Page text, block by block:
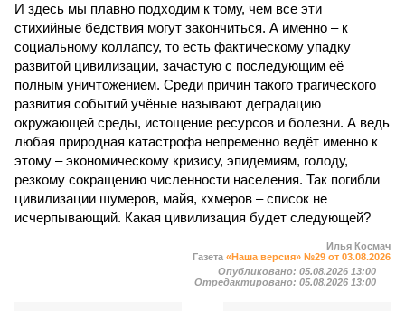
И здесь мы плавно подходим к тому, чем все эти
стихийные бедствия могут закончиться. А именно – к
социальному коллапсу, то есть фактическому упадку
развитой цивилизации, зачастую с последующим её
полным уничтожением. Среди причин такого трагического
развития событий учёные называют деградацию
окружающей среды, истощение ресурсов и болезни. А ведь
любая природная катастрофа непременно ведёт именно к
этому – экономическому кризису, эпидемиям, голоду,
резкому сокращению численности населения. Так погибли
цивилизации шумеров, майя, кхмеров – список не
исчерпывающий. Какая цивилизация будет следующей?
Илья Космач
Газета «Наша версия» №29 от 03.08.2026
Опубликовано: 05.08.2026 13:00
Отредактировано: 05.08.2026 13:00